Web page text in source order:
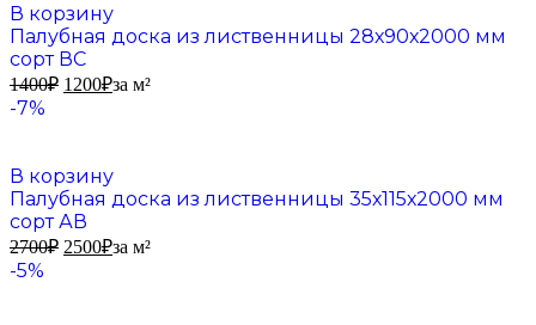
В корзину
Палубная доска из лиственницы 28х90х2000 мм
сорт ВС
1400₽ 1200₽за м²
-7%
В корзину
Палубная доска из лиственницы 35х115х2000 мм
сорт АВ
2700₽ 2500₽за м²
-5%